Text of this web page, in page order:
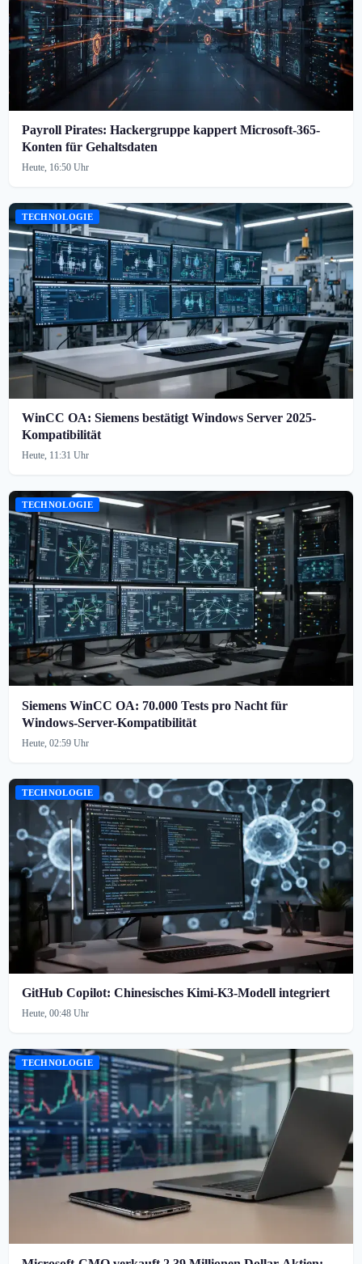
Payroll Pirates: Hackergruppe kappert Microsoft-365-
Konten für Gehaltsdaten
Heute, 16:50 Uhr
TECHNOLOGIE
WinCC OA: Siemens bestätigt Windows Server 2025-
Kompatibilität
Heute, 11:31 Uhr
TECHNOLOGIE
Siemens WinCC OA: 70.000 Tests pro Nacht für
Windows-Server-Kompatibilität
Heute, 02:59 Uhr
TECHNOLOGIE
GitHub Copilot: Chinesisches Kimi-K3-Modell integriert
Heute, 00:48 Uhr
TECHNOLOGIE